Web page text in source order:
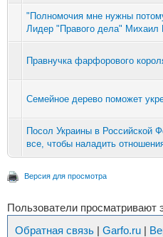
"Полномочия мне нужны
Лидер "Правого дела" Михаил
Правнучка фарфорового
Семейное дерево поможет
Посол Украины в Российской
все, чтобы наладить
Версия для просмотра
Пользователи просматривают
Обратная связь | Garfo.ru |